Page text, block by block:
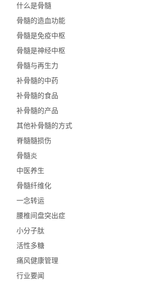
什么是骨髓
骨髓的造血功能
骨髓是免疫中枢
骨髓是神经中枢
骨髓与再生力
补骨髓的中药
补骨髓的食品
补骨髓的产品
其他补骨髓的方式
脊髓髓损伤
骨髓炎
中医养生
骨髓纤维化
一念转运
腰椎间盘突出症
小分子肽
活性多糖
痛风健康管理
行业要闻